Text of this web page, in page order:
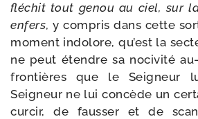
flé­chit tout genou au ciel, sur
enfers, y com­pris dans cette
moment indo­lore, qu’est la
ne peut étendre sa noci­vi­té
fron­tières que le Seigneur
Seigneur ne lui concède un
cur­cir, de faus­ser et de